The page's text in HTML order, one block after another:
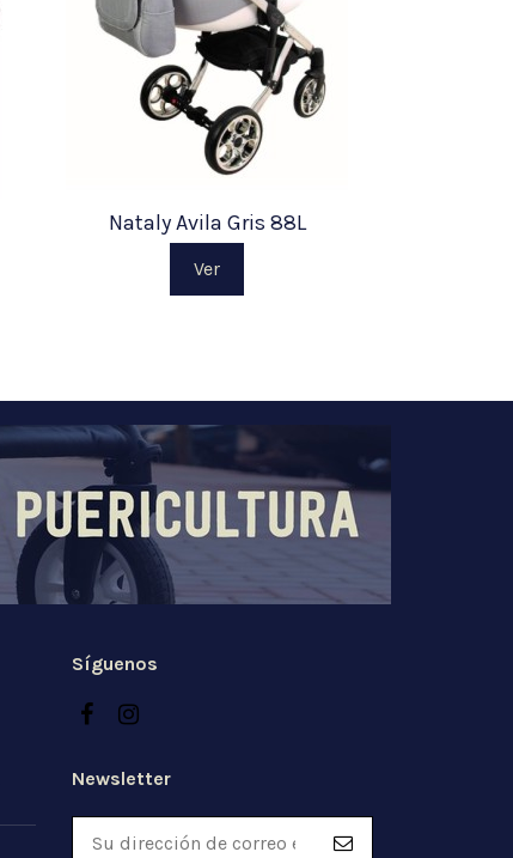
Nataly Avila Gris 88L
Ver
Síguenos
Newsletter